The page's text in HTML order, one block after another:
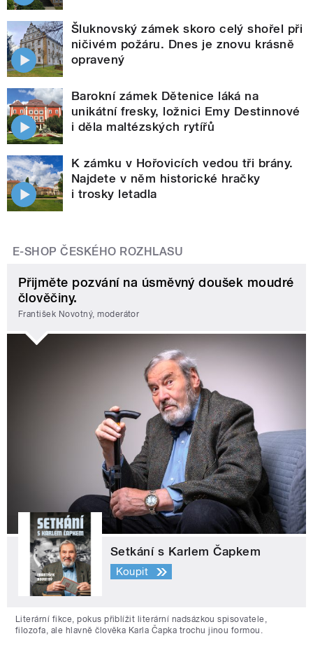
Šluknovský zámek skoro celý shořel při
ničivém požáru. Dnes je znovu krásně
opravený
Barokní zámek Dětenice láká na
unikátní fresky, ložnici Emy Destinnové
i děla maltézských rytířů
K zámku v Hořovicích vedou tři brány.
Najdete v něm historické hračky
i trosky letadla
E-SHOP ČESKÉHO ROZHLASU
Přijměte pozvání na úsměvný doušek moudré
člověčiny.
František Novotný, moderátor
Setkání s Karlem Čapkem
Koupit
Literární fikce, pokus přiblížit literární nadsázkou spisovatele,
filozofa, ale hlavně člověka Karla Čapka trochu jinou formou.